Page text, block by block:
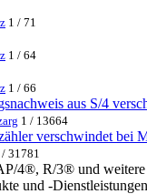
1 / 71
1 / 64
1 / 66
aus S/4
1 / 13664
verschwindet bei
/ 31781
4®, R/3® und weitere
und -